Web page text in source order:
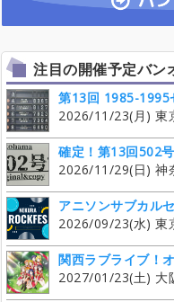
注目の開催予定バン
第13回 1985-1995
2026/11/23(月) 東
確定！第13回502
2026/11/29(日) 神
アニソンサブカル
2026/09/23(水) 東
関西ラブライブ！
2027/01/23(土) 大